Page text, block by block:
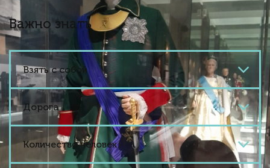
Важно знать
Взять с собой
Дорога
Количество человек